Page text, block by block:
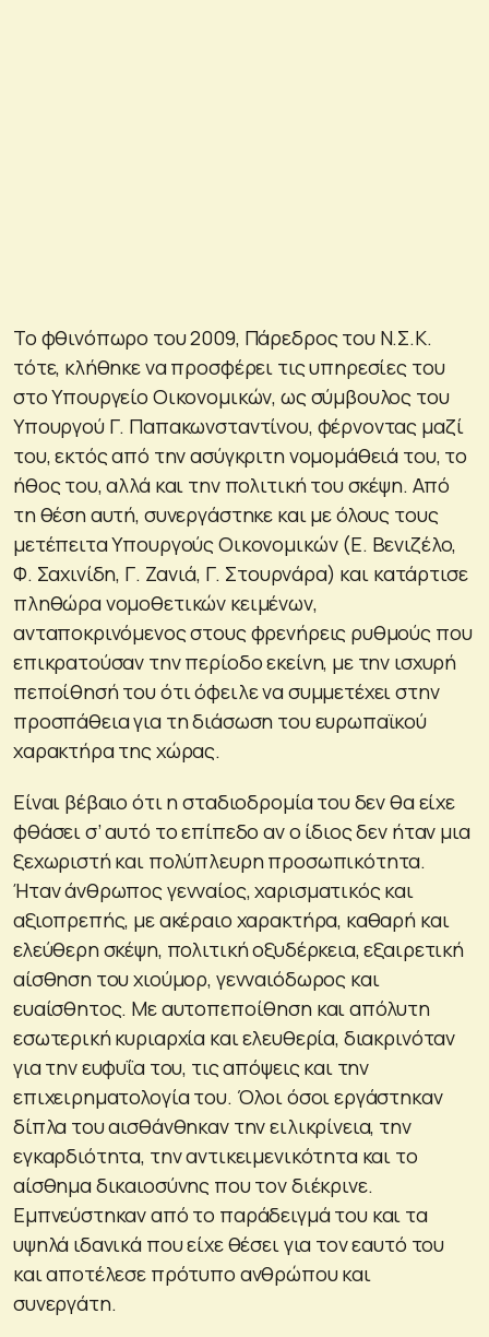
Το φθινόπωρο του 2009, Πάρεδρος του Ν.Σ.Κ.
τότε, κλήθηκε να προσφέρει τις υπηρεσίες του
στο Υπουργείο Οικονομικών, ως σύμβουλος του
Υπουργού Γ. Παπακωνσταντίνου, φέρνοντας μαζί
του, εκτός από την ασύγκριτη νομομάθειά του, το
ήθος του, αλλά και την πολιτική του σκέψη. Από
τη θέση αυτή, συνεργάστηκε και με όλους τους
μετέπειτα Υπουργούς Οικονομικών (Ε. Βενιζέλο,
Φ. Σαχινίδη, Γ. Ζανιά, Γ. Στουρνάρα) και κατάρτισε
πληθώρα νομοθετικών κειμένων,
ανταποκρινόμενος στους φρενήρεις ρυθμούς που
επικρατούσαν την περίοδο εκείνη, με την ισχυρή
πεποίθησή του ότι όφειλε να συμμετέχει στην
προσπάθεια για τη διάσωση του ευρωπαϊκού
χαρακτήρα της χώρας.
Είναι βέβαιο ότι η σταδιοδρομία του δεν θα είχε
φθάσει σ’ αυτό το επίπεδο αν ο ίδιος δεν ήταν μια
ξεχωριστή και πολύπλευρη προσωπικότητα.
Ήταν άνθρωπος γενναίος, χαρισματικός και
αξιοπρεπής, με ακέραιο χαρακτήρα, καθαρή και
ελεύθερη σκέψη, πολιτική οξυδέρκεια, εξαιρετική
αίσθηση του χιούμορ, γενναιόδωρος και
ευαίσθητος. Με αυτοπεποίθηση και απόλυτη
εσωτερική κυριαρχία και ελευθερία, διακρινόταν
για την ευφυΐα του, τις απόψεις και την
επιχειρηματολογία του. Όλοι όσοι εργάστηκαν
δίπλα του αισθάνθηκαν την ειλικρίνεια, την
εγκαρδιότητα, την αντικειμενικότητα και το
αίσθημα δικαιοσύνης που τον διέκρινε.
Eμπνεύστηκαν από το παράδειγμά του και τα
υψηλά ιδανικά που είχε θέσει για τον εαυτό του
και αποτέλεσε πρότυπο ανθρώπου και
συνεργάτη.